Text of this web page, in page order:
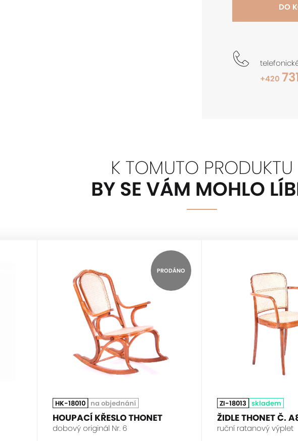
DO
+420
K TOMUTO PRODUKTU
BY SE VÁM MOHLO
THONET
PRODÁNO
HK-18010 na objednání
HOUPACÍ KŘESLO THONET
dobový originál Nr. 6
ZI-18013 skladem
ŽIDLE THONET Č.
ruční ratanový výplet